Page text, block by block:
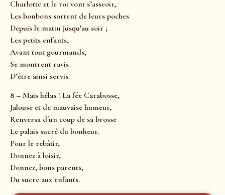
Charlotte et le roi vont s’asseoir,
Les bonbons sortent de leurs poches
Depuis le matin jusqu’au soir ;
Les petits enfants,
Avant tout gourmands,
Se montrent ravis
D’être ainsi servis.
8 – Mais hélas ! La fée Carabosse,
Jalouse et de mauvaise humeur,
Renversa d´un coup de sa brosse
Le palais sucré du bonheur.
Pour le rebâtir,
Donnez à loisir,
Donnez, bons parents,
Du sucre aux enfants.